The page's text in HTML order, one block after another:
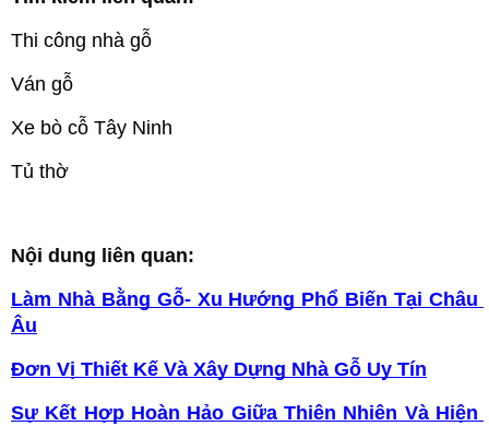
Thi công nhà gỗ
Ván gỗ
Xe bò cỗ Tây Ninh
Tủ thờ
Nội dung liên quan:
Làm Nhà Bằng Gỗ- Xu Hướng Phổ Biến Tại Châu
Âu
Đơn Vị Thiết Kế Và Xây Dựng Nhà Gỗ Uy Tín
Sự Kết Hợp Hoàn Hảo Giữa Thiên Nhiên Và Hiện